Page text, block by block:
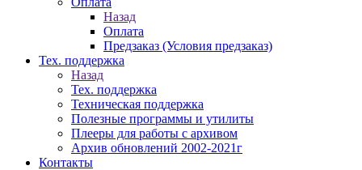
Назад
Оплата
Предзаказ (Условия предзаказ)
Тех. поддержка
Назад
Тех. поддержка
Техническая поддержка
Полезные программы и утилиты
Плееры для работы с архивом
Архив обновлений 2002-2021г
Контакты